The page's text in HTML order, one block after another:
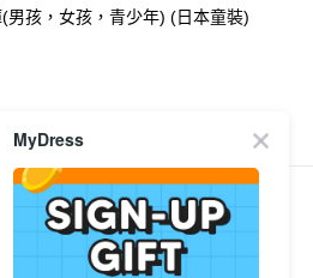
或以上免運費
或以上免運費
男孩，女孩，青少年) (日本童裝)
商品推薦
MyDress